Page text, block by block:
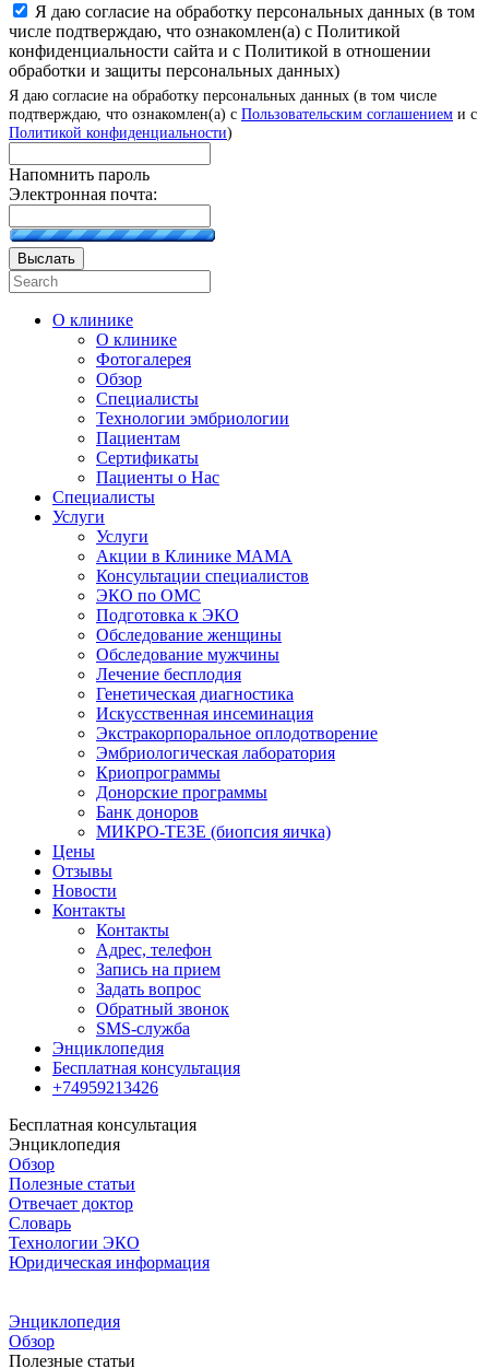
Я даю согласие на обработку персональных данных (в том
числе подтверждаю, что ознакомлен(а) с Политикой
конфиденциальности сайта и с Политикой в отношении
обработки и защиты персональных данных)
Я даю согласие на обработку персональных данных (в том числе
подтверждаю, что ознакомлен(а) с Пользовательским соглашением и с
Политикой конфиденциальности)
Напомнить пароль
Электронная почта:
Выслать
О клинике
О клинике
Фотогалерея
Обзор
Специалисты
Технологии эмбриологии
Пациентам
Сертификаты
Пациенты о Нас
Специалисты
Услуги
Услуги
Акции в Клинике МАМА
Консультации специалистов
ЭКО по ОМС
Подготовка к ЭКО
Обследование женщины
Обследование мужчины
Лечение бесплодия
Генетическая диагностика
Искусственная инсеминация
Экстракорпоральное оплодотворение
Эмбриологическая лаборатория
Криопрограммы
Донорские программы
Банк доноров
МИКРО-ТЕЗЕ (биопсия яичка)
Цены
Отзывы
Новости
Контакты
Контакты
Адрес, телефон
Запись на прием
Задать вопрос
Обратный звонок
SMS-служба
Энциклопедия
Бесплатная консультация
+74959213426
Бесплатная консультация
Энциклопедия
Обзор
Полезные статьи
Отвечает доктор
Словарь
Технологии ЭКО
Юридическая информация
Энциклопедия
Обзор
Полезные статьи